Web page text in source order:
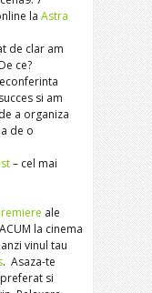
la Astra
de clar am
ce?
si am
a organiza
de o
– cel mai
ale
la cinema
vinul tau
. Asaza-te
si